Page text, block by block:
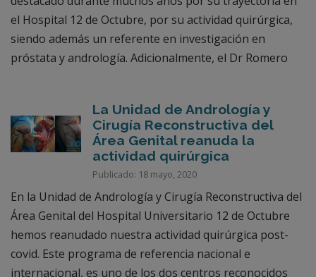
el Hospital 12 de Octubre, por su actividad quirúrgica,
siendo además un referente en investigación en
próstata y andrología. Adicionalmente, el Dr Romero
La Unidad de Andrología y
Cirugía Reconstructiva del
Área Genital reanuda la
actividad quirúrgica
Publicado: 18 mayo, 2020
En la Unidad de Andrología y Cirugía Reconstructiva del
Área Genital del Hospital Universitario 12 de Octubre
hemos reanudado nuestra actividad quirúrgica post-
covid. Este programa de referencia nacional e
internacional, es uno de los dos centros reconocidos